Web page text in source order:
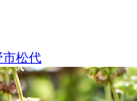
市松代